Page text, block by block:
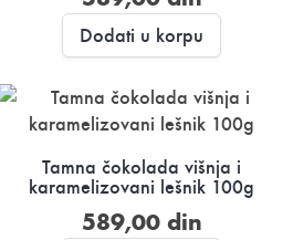
Dodati u korpu
Tamna čokolada višnja i
karamelizovani lešnik 100g
589,00 din